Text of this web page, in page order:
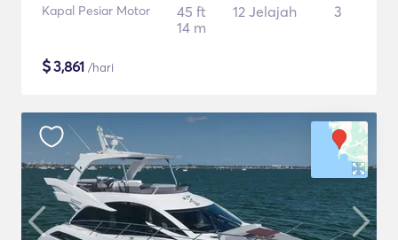
Kapal Pesiar Motor
45 ft
14 m
12 Jelajah 3
$3,861 /hari